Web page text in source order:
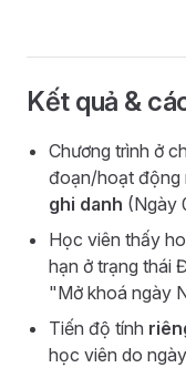
Kết quả &
Chương trình ở
đoạn/hoạt động
ghi danh (Ngày
Học viên thấy
hạn ở trạng thái
"Mở khoá ngày
Tiến độ tính
học viên do